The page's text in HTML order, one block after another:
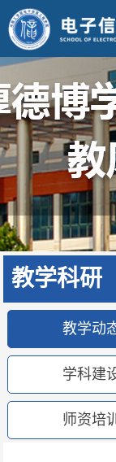
教学科研
教学动
学科建
师资培训